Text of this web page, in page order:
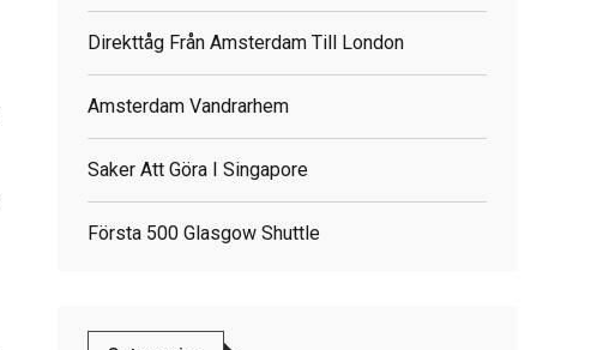
Direkttåg Från Amsterdam Till London
Amsterdam Vandrarhem
Saker Att Göra I Singapore
Första 500 Glasgow Shuttle